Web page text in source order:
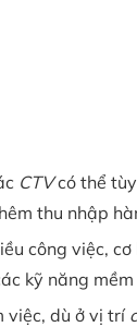
CTVcó thể
thu nhập
công việc,
kỹ năng
việc, dù ở vị trí